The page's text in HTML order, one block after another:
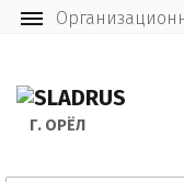
Г. ОРЁЛ